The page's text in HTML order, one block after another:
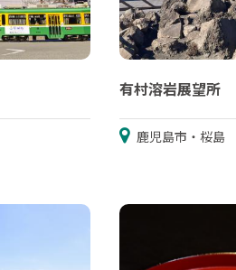
有村溶岩展望所
鹿児島市・桜島